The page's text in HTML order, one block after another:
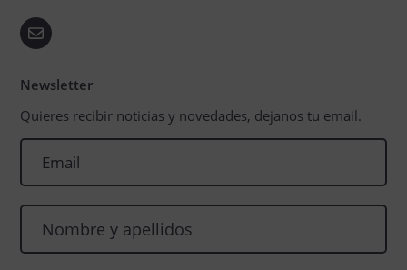
Newsletter
Quieres recibir noticias y novedades, dejanos tu email.